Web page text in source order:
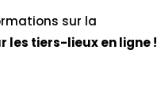
sur la
les tiers-lieux en ligne !